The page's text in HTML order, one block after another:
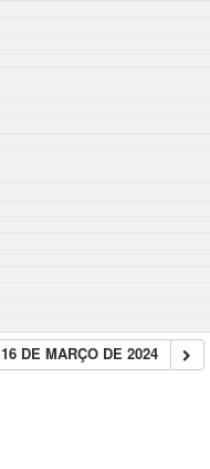
16 DE MARÇO DE 2024